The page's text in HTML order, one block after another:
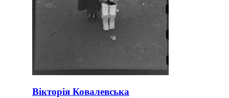
Вікторія Ковалевська